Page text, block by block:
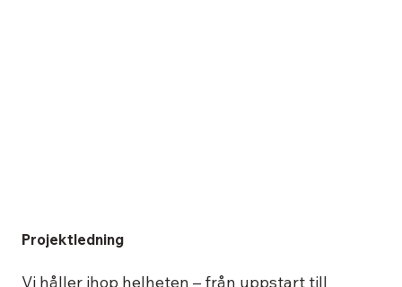
Projektledning
Vi håller ihop helheten – från uppstart till